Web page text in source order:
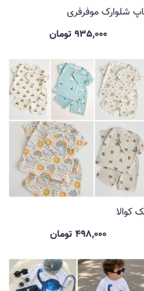
شلوارک موفرفری
935,000 تومان
کوالا
498,000 تومان